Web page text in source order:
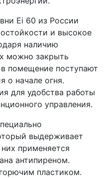
Ei 60 из России
и высокое
наличию
можно закрыть
помещение поступают
о начале огня.
для удобства работы
управления.
выдерживает
применяется
антипиреном.
пластиком.